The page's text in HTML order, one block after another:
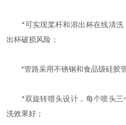
*可实现桨杆和溶出杯在线清洗
出杯破损风险；
*管路采用不锈钢和食品级硅胶管
*双旋转喷头设计，每个喷头三
洗效果好；